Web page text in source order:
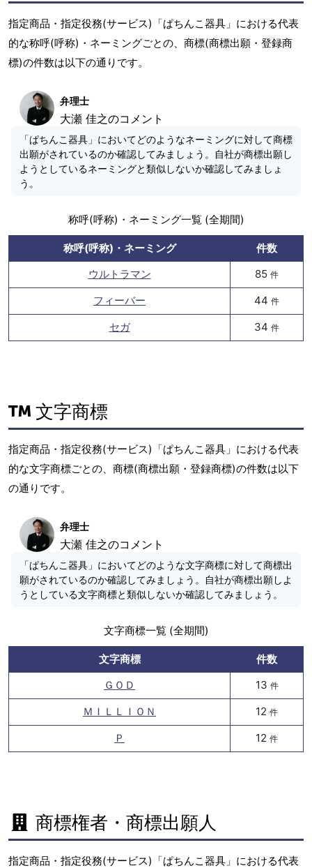
指定商品・指定役務(サービス)「ぱちんこ器具」における代表
的な称呼(呼称)・ネーミングごとの、商標(商標出願・登録商
標)の件数は以下の通りです。
弁理士
大瀬 佳之のコメント
「ぱちんこ器具」においてどのようなネーミングに対して商標
出願がされているのか確認してみましょう。自社が商標出願し
ようとしているネーミングと類似しないか確認してみましょ
う。
称呼(呼称)・ネーミング一覧 (全期間)
称呼(呼称)・ネーミング
件数
ウルトラマン
85 件
フィーバー 44 件
セガ 34 件
文字商標
指定商品・指定役務(サービス)「ぱちんこ器具」における代表
的な文字商標ごとの、商標(商標出願・登録商標)の件数は以下
の通りです。
弁理士
大瀬 佳之のコメント
「ぱちんこ器具」においてどのような文字商標に対して商標出
願がされているのか確認してみましょう。自社が商標出願しよ
うとしている文字商標と類似しないか確認してみましょう。
文字商標一覧 (全期間)
文字商標
件数
ＧＯＤ
13 件
ＭＩＬＬＩＯＮ 12 件
Ｐ 12 件
商標権者・商標出願人
指定商品・指定役務(サービス)「ぱちんこ器具」における代表